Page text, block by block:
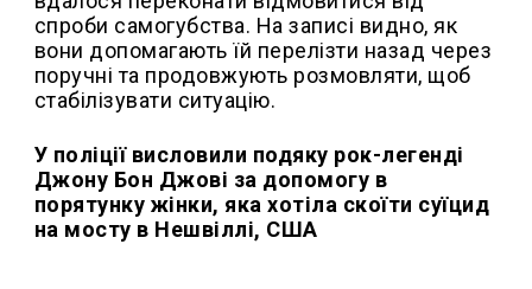
спроби самогубства. На записі видно, як
вони допомагають їй перелізти назад через
поручні та продовжують розмовляти, щоб
стабілізувати ситуацію.
У поліції висловили подяку рок-легенді
Джону Бон Джові за допомогу в
порятунку жінки, яка хотіла скоїти суїцид
на мосту в Нешвіллі, США